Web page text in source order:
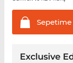
Sepetime
Exclusive